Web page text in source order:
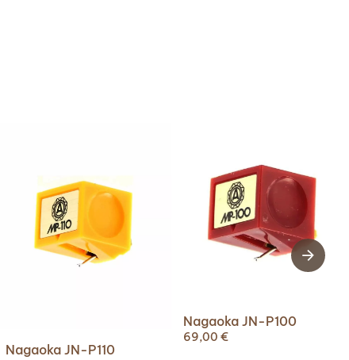
Nagaoka JN-P110
Nagaoka JN-P100
69,00 €